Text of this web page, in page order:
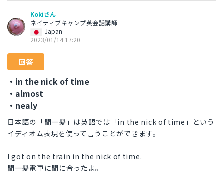
Kokiさん
ネイティブキャンプ英会話講師
Japan
2023/01/14 17:20
回答
・in the nick of time
・almost
・nealy
日本語の「間一髪」は英語では「in the nick of time」という
イディオム表現を使って言うことができます。
I got on the train in the nick of time.
間一髪電車に間に合ったよ。